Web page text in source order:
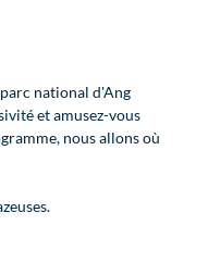
national d'Ang
et amusez-vous
nous allons où